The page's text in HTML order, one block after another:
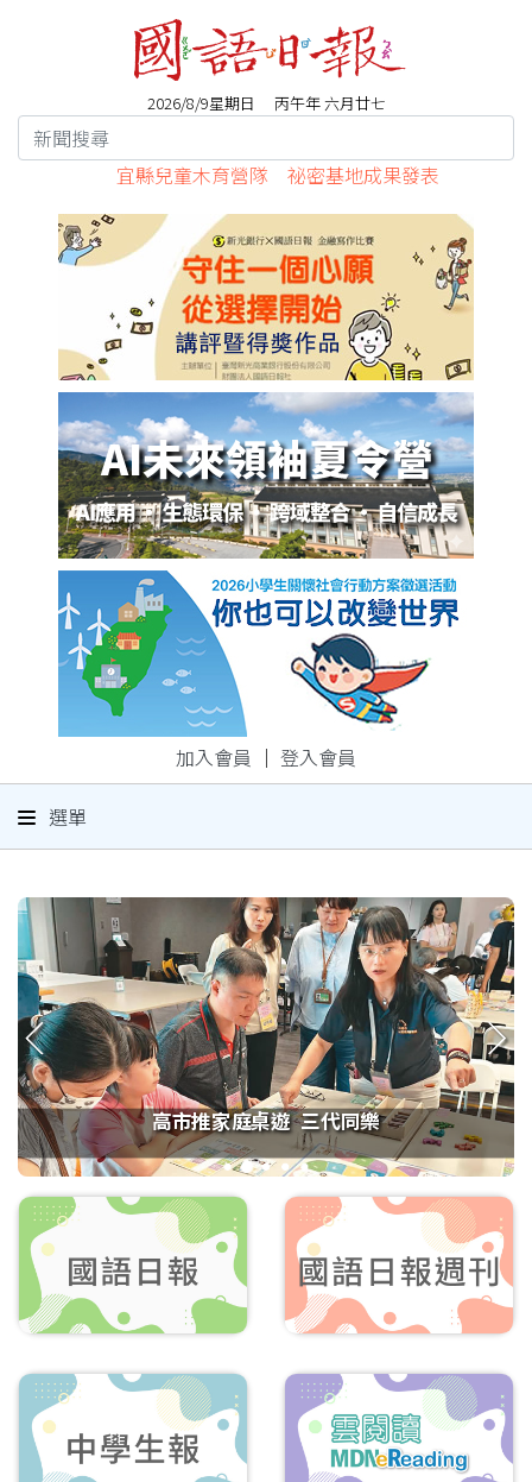
2026/8/9星期日 丙午年 六月廿七
迎父親節 北市動物園推動物「家」值觀展
加入會員 ｜ 登入會員
選單
高市推家庭桌遊 三代同樂
1 3 4 5